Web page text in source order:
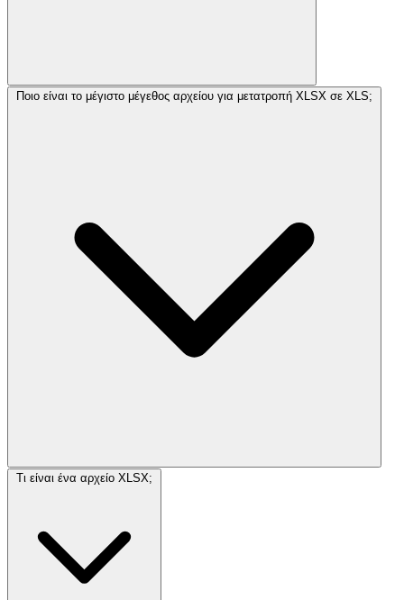
Ποιο είναι το μέγιστο μέγεθος αρχείου για μετατροπή XLSX σε XLS;
Τι είναι ένα αρχείο XLSX;